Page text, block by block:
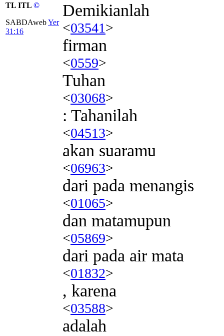
TL ITL ©
SABDAwebYer
31:16
Demikianlah
<03541>
firman
<0559>
Tuhan
<03068>
: Tahanilah
<04513>
akan suaramu
<06963>
dari pada menangis
<01065>
dan matamupun
<05869>
dari pada air mata
<01832>
, karena
<03588>
adalah